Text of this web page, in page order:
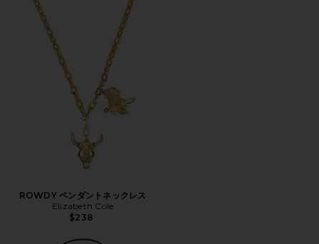
ROWDY ペンダントネックレス
Elizabeth Cole
$238